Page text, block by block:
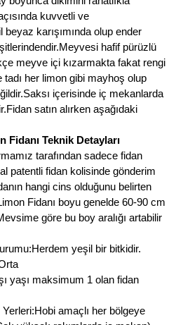
kuvvetli ve
karışımında olup ender
hafif pürüzlü
meyve içi kızarmakta fakat rengi
tadı her limon gibi mayhoş olup
içerisinde iç mekanlarda
satın alırken aşağıdaki
Fidanı Teknik Detayları
tarafından sadece fidan
patentli fidan kolisinde gönderim
hangi cins olduğunu belirten
Fidanı boyu genelde 60-90 cm
göre bu boy aralığı artabilir
yeşil bir bitkidir.
yaşı maksimum 1 olan fidan
amaçlı her bölgeye